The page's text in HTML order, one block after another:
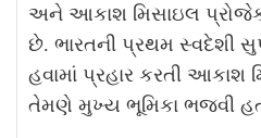
અને આકાશ મિસાઇલ
છે. ભારતની પ્રથમ સ્વદેશી
હવામાં પ્રહાર કરતી આકાશ
તેમણે મુખ્ય ભૂમિકા ભજવી